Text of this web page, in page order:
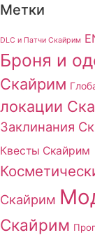
Метки
DLC и Патчи Скайрим
Броня и
Скайрим
локации
Заклинания
Квесты Скайрим
Скайрим
Скайрим